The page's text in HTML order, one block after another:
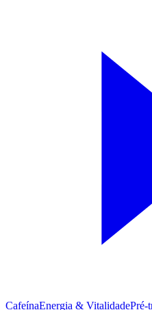
CafeínaEnergia & VitalidadePré-